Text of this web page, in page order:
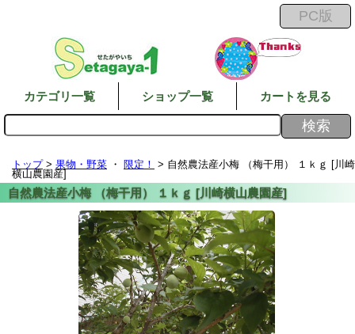
カテゴリ一覧 ショップ一覧 カートを見る
トップ> 果物・野菜 ・ 限定！ > 自然農法産小梅 （梅干用） １ｋｇ [川崎
横山農園産]